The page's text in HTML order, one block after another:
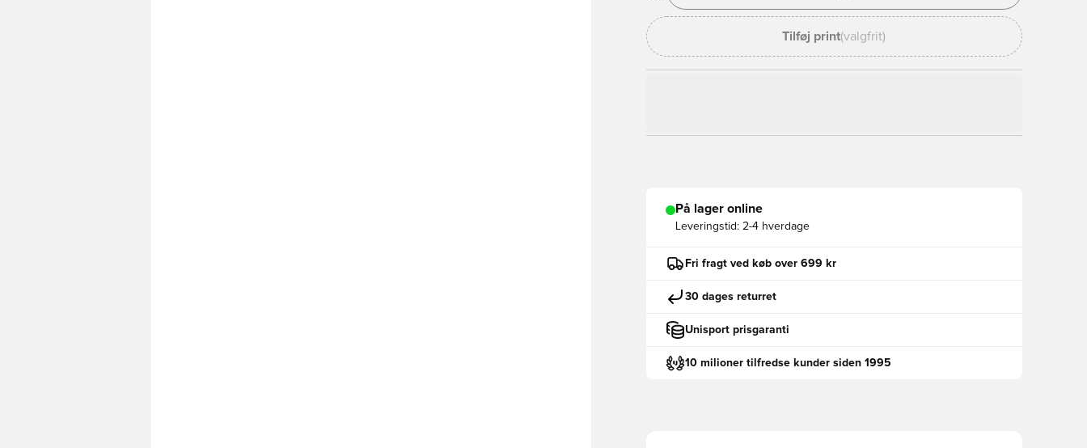
Tilføj print(valgfrit)
På lager online
Leveringstid: 2-4 hverdage
Fri fragt ved køb over 699 kr
30 dages returret
Unisport prisgaranti
10 milioner tilfredse kunder siden 1995